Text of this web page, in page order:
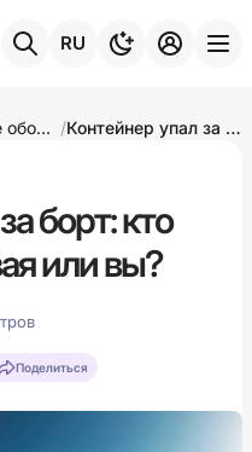
RU
Контейнерное оборудование / Контейнер упал за борт: кто платит – страховая или вы?
борт: кто
или вы?
Поделиться